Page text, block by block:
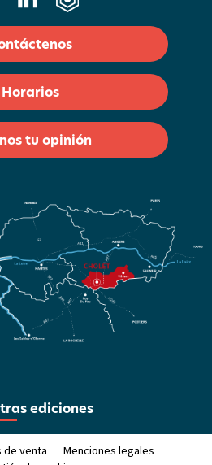
Horarios
tu opinión
ediciones
de venta
Menciones legales